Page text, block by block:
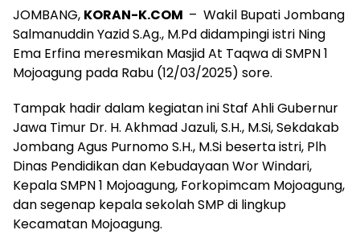
JOMBANG, KORAN-K.COM – Wakil Bupati Jombang
Salmanuddin Yazid S.Ag., M.Pd didampingi istri Ning
Ema Erfina meresmikan Masjid At Taqwa di SMPN 1
Mojoagung pada Rabu (12/03/2025) sore.
Tampak hadir dalam kegiatan ini Staf Ahli Gubernur
Jawa Timur Dr. H. Akhmad Jazuli, S.H., M.Si, Sekdakab
Jombang Agus Purnomo S.H., M.Si beserta istri, Plh
Dinas Pendidikan dan Kebudayaan Wor Windari,
Kepala SMPN 1 Mojoagung, Forkopimcam Mojoagung,
dan segenap kepala sekolah SMP di lingkup
Kecamatan Mojoagung.